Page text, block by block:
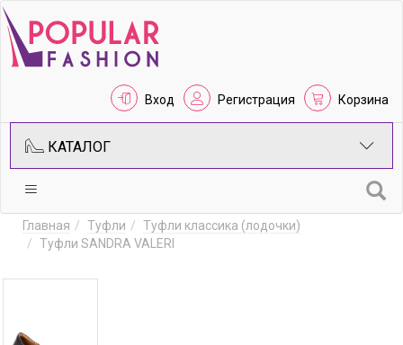
Вход Регистрация Корзина
КАТАЛОГ
Главная Туфли
Туфли классика (лодочки)
Туфли SANDRA VALERI